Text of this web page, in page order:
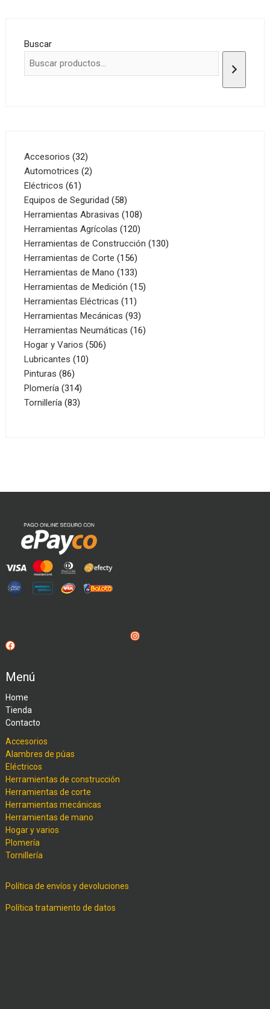
Buscar
Accesorios 3232
productos
Automotrices 22
Eléctricos 6161
productos
Equipos de Seguridad 5858
productos
Herramientas Abrasivas 108108
productos
Herramientas Agrícolas 120120
productos
Herramientas de Construcción 130130
Herramientas de Corte 156156
productos
Herramientas de Mano 133133
productos
Herramientas de Medición 1515
Herramientas Eléctricas 1111
productos
Herramientas Mecánicas 9393
productos
Herramientas Neumáticas 1616
Hogar y Varios 506506
Lubricantes 1010
Pinturas 8686
productos
Plomería 314314
productos
Tornillería 8383
Instagram
Facebook
Menú
Home
Tienda
Contacto
Accesorios
Alambres de púas
Eléctricos
Herramientas de construcción
Herramientas de corte
Herramientas mecánicas
Herramientas de mano
Hogar y varios
Plomería
Tornillería
Política de envíos y devoluciones
Política tratamiento de datos